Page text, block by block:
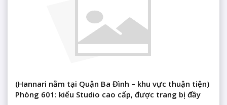
(Hannari nằm tại Quận Ba Đình – khu vực thuận tiện)
Phòng 601: kiểu Studio cao cấp, được trang bị đầy